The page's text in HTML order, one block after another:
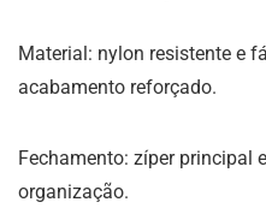
Material: nylon resistente e
acabamento reforçado.
Fechamento: zíper principal
organização.